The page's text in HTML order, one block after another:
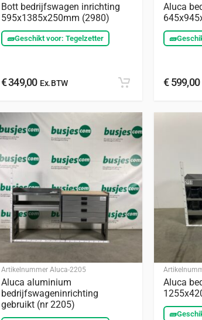
Bott bedrijfswagen inrichting
595x1385x250mm (2980)
🧱Geschikt voor: Tegelzetter
€349,00Ex. BTW
Aluca
🧱
€599,00
Artikelnummer Aluca-2205
Aluca aluminium
bedrijfswageninrichting
gebruikt (nr 2205)
Aluca
🧱